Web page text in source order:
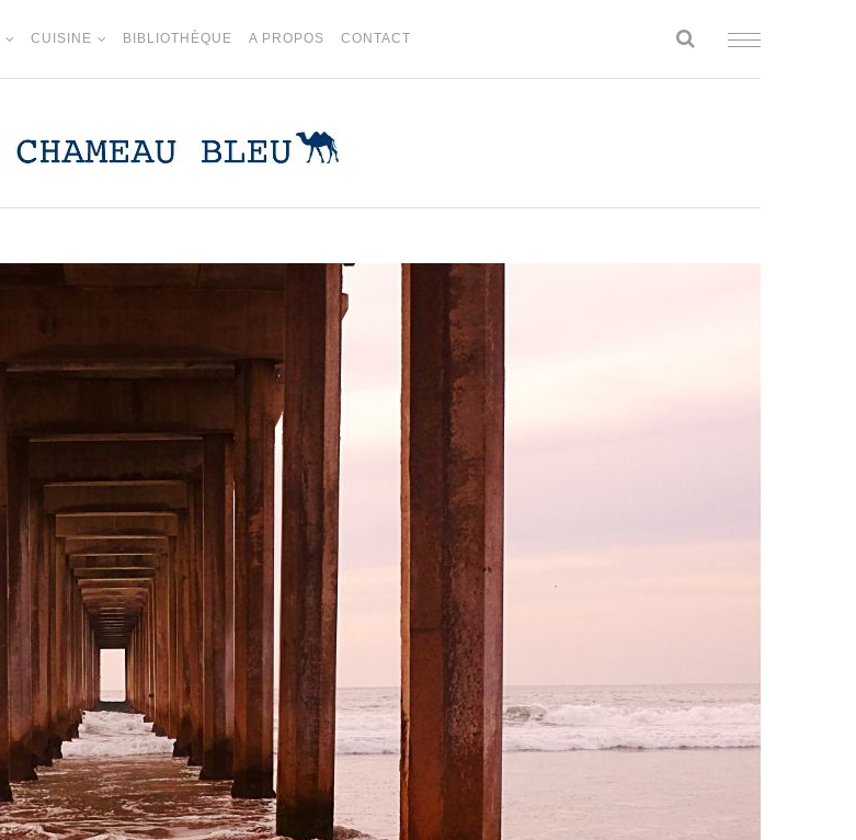
CUISINE BIBLIOTHÈQUE A PROPOS CONTACT